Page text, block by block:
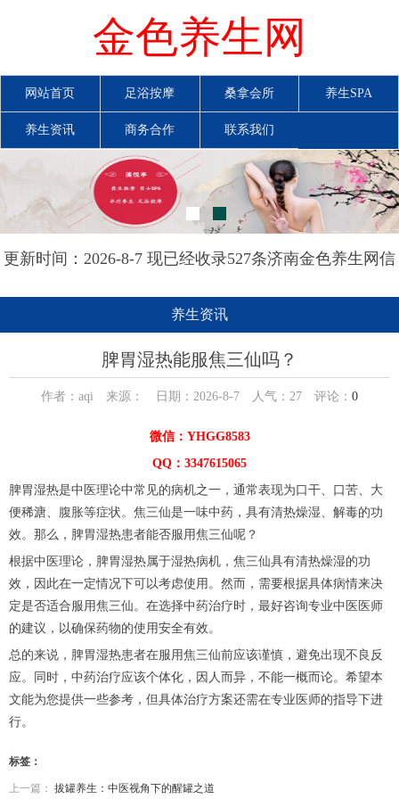
金色养生网
网站首页 足浴按摩 桑拿会所 养生SPA
养生资讯 商务合作 联系我们
更新时间：2026-8-7 现已经收录527条济南金色养生网信
养生资讯
脾胃湿热能服焦三仙吗？
作者：aqi 来源： 日期：2026-8-7 人气： 27 评论： 0
微信：YHGG8583
QQ：3347615065
脾胃湿热是中医理论中常见的病机之一，通常表现为口干、口苦、大
便稀溏、腹胀等症状。焦三仙是一味中药，具有清热燥湿、解毒的功
效。那么，脾胃湿热患者能否服用焦三仙呢？
根据中医理论，脾胃湿热属于湿热病机，焦三仙具有清热燥湿的功
效，因此在一定情况下可以考虑使用。然而，需要根据具体病情来决
定是否适合服用焦三仙。在选择中药治疗时，最好咨询专业中医医师
的建议，以确保药物的使用安全有效。
总的来说，脾胃湿热患者在服用焦三仙前应该谨慎，避免出现不良反
应。同时，中药治疗应该个体化，因人而异，不能一概而论。希望本
文能为您提供一些参考，但具体治疗方案还需在专业医师的指导下进
行。
标签：
上一篇： 拔罐养生：中医视角下的醒罐之道